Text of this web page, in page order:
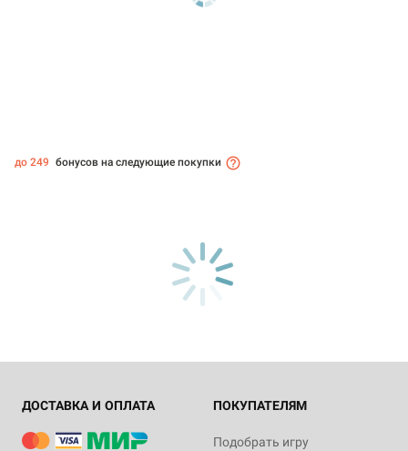
до 249 бонусов на следующие покупки
ДОСТАВКА И ОПЛАТА ПОКУПАТЕЛЯМ
Подобрать игру